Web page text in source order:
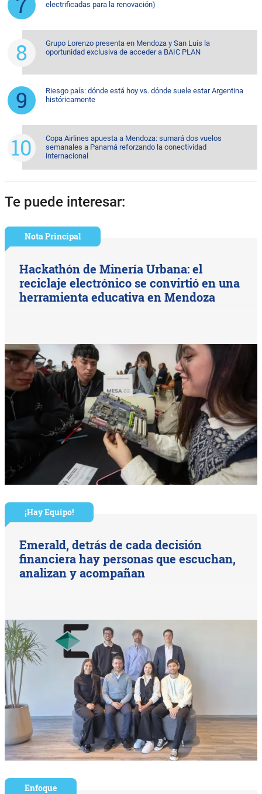
electrificadas para la renovación)
Grupo Lorenzo presenta en Mendoza y San Luis la
oportunidad exclusiva de acceder a BAIC PLAN
Riesgo país: dónde está hoy vs. dónde suele estar Argentina
históricamente
Copa Airlines apuesta a Mendoza: sumará dos vuelos
semanales a Panamá reforzando la conectividad
internacional
Te puede interesar:
Nota Principal
Hackathón de Minería Urbana: el
reciclaje electrónico se convirtió en una
herramienta educativa en Mendoza
¡Hay Equipo!
Emerald, detrás de cada decisión
financiera hay personas que escuchan,
analizan y acompañan
Enfoque